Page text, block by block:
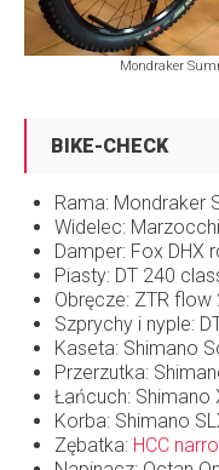
Mondraker
BIKE-CHECK
Rama: Mondraker
Widelec:
Damper: Fox DHX
Piasty: DT 240
Obręcze: ZTR flow
Szprychy i nyple:
Kaseta: Shimano
Przerzutka:
Łańcuch: Shimano
Korba: Shimano
Zębatka: HCC